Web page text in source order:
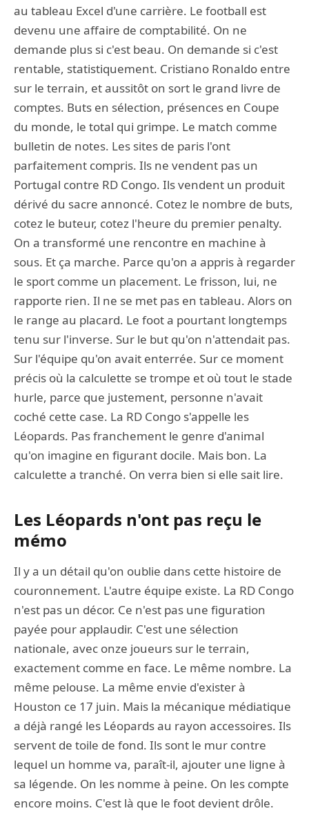
au tableau Excel d'une carrière. Le football est
devenu une affaire de comptabilité. On ne
demande plus si c'est beau. On demande si c'est
rentable, statistiquement. Cristiano Ronaldo entre
sur le terrain, et aussitôt on sort le grand livre de
comptes. Buts en sélection, présences en Coupe
du monde, le total qui grimpe. Le match comme
bulletin de notes. Les sites de paris l'ont
parfaitement compris. Ils ne vendent pas un
Portugal contre RD Congo. Ils vendent un produit
dérivé du sacre annoncé. Cotez le nombre de buts,
cotez le buteur, cotez l'heure du premier penalty.
On a transformé une rencontre en machine à
sous. Et ça marche. Parce qu'on a appris à regarder
le sport comme un placement. Le frisson, lui, ne
rapporte rien. Il ne se met pas en tableau. Alors on
le range au placard. Le foot a pourtant longtemps
tenu sur l'inverse. Sur le but qu'on n'attendait pas.
Sur l'équipe qu'on avait enterrée. Sur ce moment
précis où la calculette se trompe et où tout le stade
hurle, parce que justement, personne n'avait
coché cette case. La RD Congo s'appelle les
Léopards. Pas franchement le genre d'animal
qu'on imagine en figurant docile. Mais bon. La
calculette a tranché. On verra bien si elle sait lire.
Les Léopards n'ont pas reçu le
mémo
Il y a un détail qu'on oublie dans cette histoire de
couronnement. L'autre équipe existe. La RD Congo
n'est pas un décor. Ce n'est pas une figuration
payée pour applaudir. C'est une sélection
nationale, avec onze joueurs sur le terrain,
exactement comme en face. Le même nombre. La
même pelouse. La même envie d'exister à
Houston ce 17 juin. Mais la mécanique médiatique
a déjà rangé les Léopards au rayon accessoires. Ils
servent de toile de fond. Ils sont le mur contre
lequel un homme va, paraît-il, ajouter une ligne à
sa légende. On les nomme à peine. On les compte
encore moins. C'est là que le foot devient drôle.